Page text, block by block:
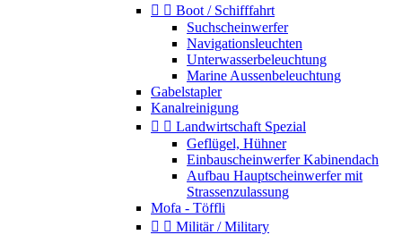
  Boot / Schifffahrt
Suchscheinwerfer
Navigationsleuchten
Unterwasserbeleuchtung
Marine Aussenbeleuchtung
Gabelstapler
Kanalreinigung
  Landwirtschaft Spezial
Geflügel, Hühner
Einbauscheinwerfer Kabinendach
Aufbau Hauptscheinwerfer mit
Strassenzulassung
Mofa - Töffli
  Militär / Military